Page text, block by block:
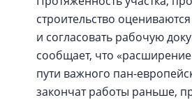
строительство
и согласовать рабочую
сообщает, что
пути важного пан-
закончат работы раньше,